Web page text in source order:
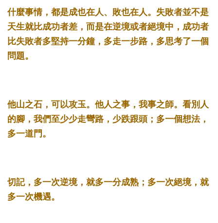
什麼事情，都是成也在人、敗也在人。失敗者並不是
天生就比成功者差，而是在逆境或者絕境中，成功者
比失敗者多堅持一分鐘，多走一步路，多思考了一個
問題。 ­
他山之石，可以攻玉。他人之事，我事之師。看別人
的腳，我們至少少走彎路，少跌跟頭；多一個想法，
多一道門。 ­
切記，多一次逆境，就多一分成熟；多一次絕境，就
多一次機遇。­